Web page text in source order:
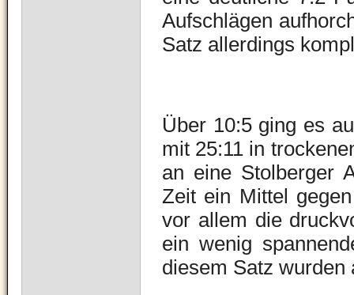
Aufschlägen
Satz allerdings
Über 10:5 ging es
mit 25:11 in
an eine Stolberger
Zeit ein Mittel
vor allem die
ein wenig
diesem Satz wurden